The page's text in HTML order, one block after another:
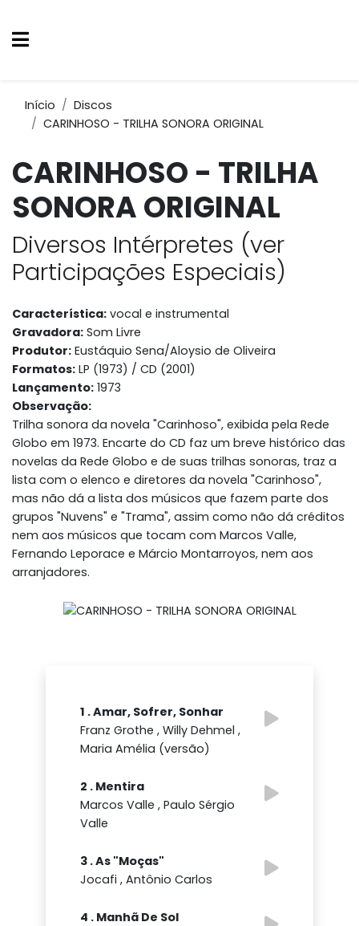
Início
Discos
CARINHOSO - TRILHA SONORA ORIGINAL
CARINHOSO - TRILHA
SONORA ORIGINAL
Diversos Intérpretes (ver
Participações Especiais)
Característica: vocal e instrumental
Gravadora: Som Livre
Produtor: Eustáquio Sena/Aloysio de Oliveira
Formatos: LP (1973) / CD (2001)
Lançamento: 1973
Observação:
Trilha sonora da novela "Carinhoso", exibida pela Rede
Globo em 1973. Encarte do CD faz um breve histórico das
novelas da Rede Globo e de suas trilhas sonoras, traz a
lista com o elenco e diretores da novela "Carinhoso",
mas não dá a lista dos músicos que fazem parte dos
grupos "Nuvens" e "Trama", assim como não dá créditos
nem aos músicos que tocam com Marcos Valle,
Fernando Leporace e Márcio Montarroyos, nem aos
arranjadores.
1 . Amar, Sofrer, Sonhar
Franz Grothe , Willy Dehmel ,
Maria Amélia (versão)
2 . Mentira
Marcos Valle , Paulo Sérgio
Valle
3 . As "Moças"
Jocafi , Antônio Carlos
4 . Manhã De Sol